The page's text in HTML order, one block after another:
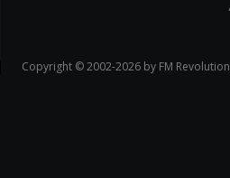
Copyright © 2002-2026 by FM Revolution